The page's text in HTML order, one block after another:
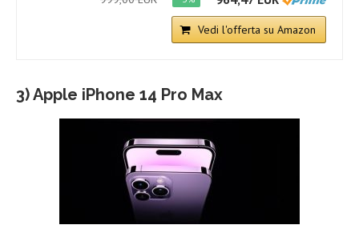
Vedi l'offerta su Amazon
3) Apple iPhone 14 Pro Max